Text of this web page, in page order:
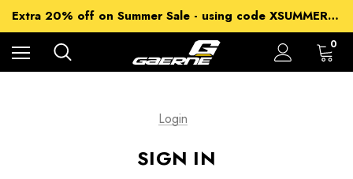
Extra 20% off on Summer Sale - using code XSUMMER2026
Free Shipping on all orders over 99€
15% off Sitewide - using code XSUMMER2026
0
Login
SIGN IN